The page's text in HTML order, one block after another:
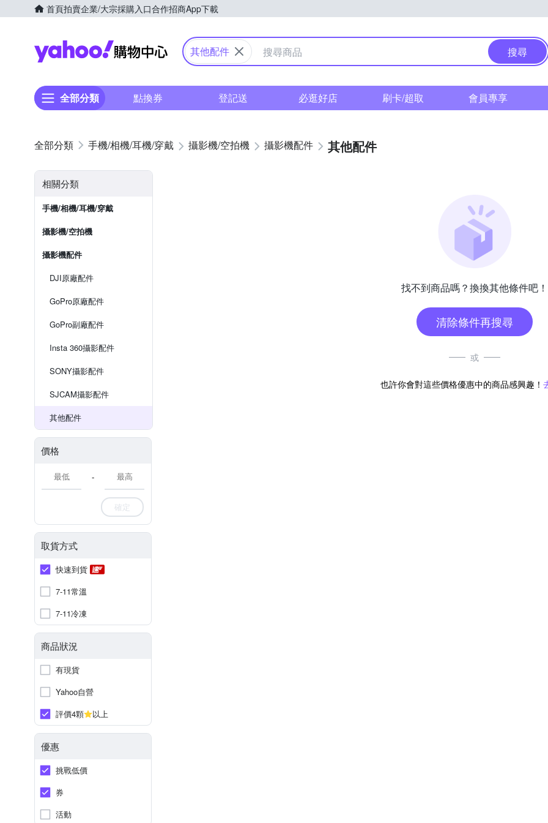
首頁拍賣企業/大宗採購入口合作招商App下載
Yahoo購物中心
其他配件 搜尋
全部分類 點換券 登記送 必逛好店 刷卡/超取 會員專享
手機/相機/耳機/穿戴 攝影機/空拍機 攝影機配件 其他配件
相關分類
手機/相機/耳機/穿戴
攝影機/空拍機
攝影機配件
DJI原廠配件
GoPro原廠配件
GoPro副廠配件
Insta 360攝影配件
SONY攝影配件
SJCAM攝影配件
其他配件
價格
-
確定
取貨方式
快速到貨
7-11常溫
7-11冷凍
商品狀況
有現貨
Yahoo自營
評價4顆
以上
優惠
挑戰低價
券
活動
找不到商品嗎？換換其他條件吧！
清除條件再搜尋
或
也許你會對這些價格優惠中的商品感興趣！